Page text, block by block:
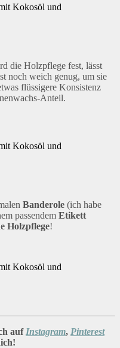
die Holzpflege fest, lässt
noch weich genug, um sie
flüssigere Konsistenz
Anteil.
Banderole (ich habe
passendem Etikett
Holzpflege!
auf Instagram, Pinterest